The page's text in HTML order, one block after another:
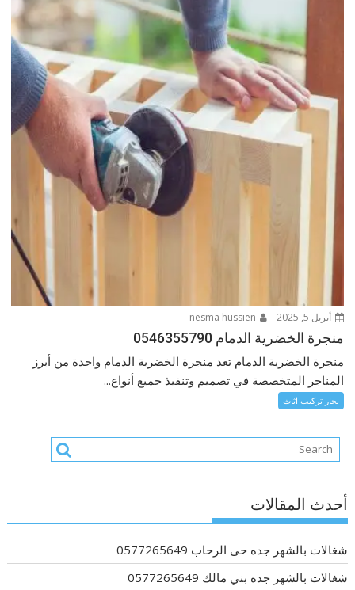
أبريل 5, 2025
منجرة الخضرية الدمام 0546355790
منجرة الخضرية الدمام تعد منجرة الخضرية الدمام واحدة من أبرز
المناجر المتخصصة في تصميم وتنفيذ جميع أنواع...
نجار تركيب اثاث
أحدث المقالات
شغالات بالشهر جده حى الرحاب 0577265649
شغالات بالشهر جده بني مالك 0577265649